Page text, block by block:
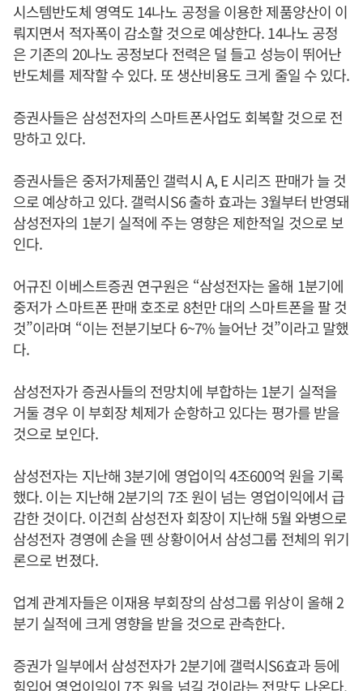
시스템반도체 영역도 14나노 공정을 이용한 제품양산이 이
뤄지면서 적자폭이 감소할 것으로 예상한다. 14나노 공정
은 기존의 20나노 공정보다 전력은 덜 들고 성능이 뛰어난
반도체를 제작할 수 있다. 또 생산비용도 크게 줄일 수 있다.
증권사들은 삼성전자의 스마트폰사업도 회복할 것으로 전
망하고 있다.
증권사들은 중저가제품인 갤럭시 A, E 시리즈 판매가 늘 것
으로 예상하고 있다. 갤럭시S6 출하 효과는 3월부터 반영돼
삼성전자의 1분기 실적에 주는 영향은 제한적일 것으로 보
인다.
어규진 이베스트증권 연구원은 “삼성전자는 올해 1분기에
중저가 스마트폰 판매 호조로 8천만 대의 스마트폰을 팔 것
것”이라며 “이는 전분기보다 6~7% 늘어난 것”이라고 말했
다.
삼성전자가 증권사들의 전망치에 부합하는 1분기 실적을
거둘 경우 이 부회장 체제가 순항하고 있다는 평가를 받을
것으로 보인다.
삼성전자는 지난해 3분기에 영업이익 4조600억 원을 기록
했다. 이는 지난해 2분기의 7조 원이 넘는 영업이익에서 급
감한 것이다. 이건희 삼성전자 회장이 지난해 5월 와병으로
삼성전자 경영에 손을 뗀 상황이어서 삼성그룹 전체의 위기
론으로 번졌다.
업계 관계자들은 이재용 부회장의 삼성그룹 위상이 올해 2
분기 실적에 크게 영향을 받을 것으로 관측한다.
증권가 일부에서 삼성전자가 2분기에 갤럭시S6효과 등에
힘입어 영업이익이 7조 원을 넘길 것이라는 전망도 나온다.